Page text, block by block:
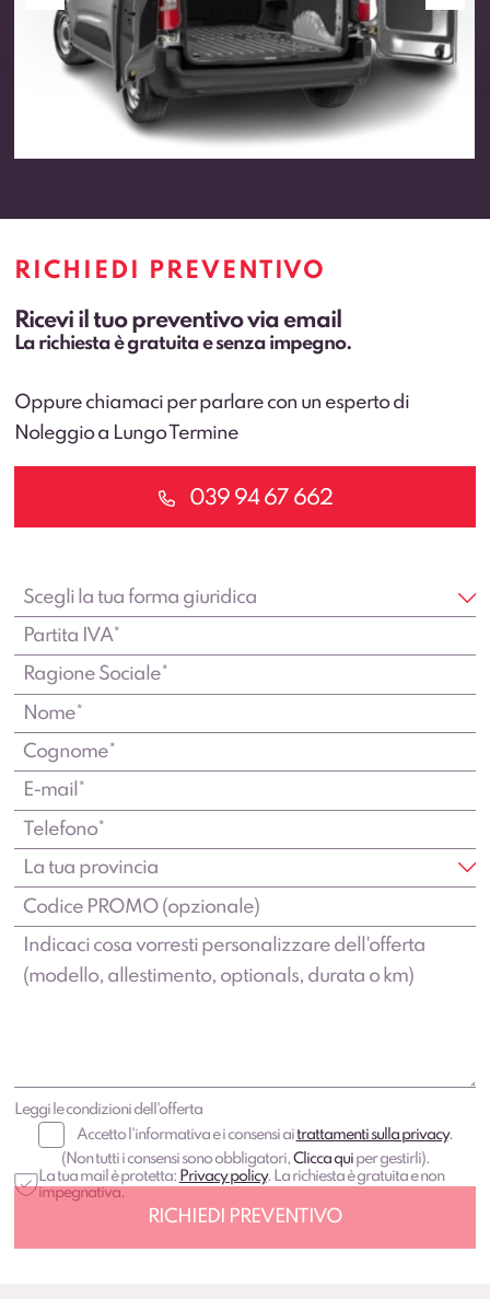
RICHIEDI PREVENTIVO
Ricevi il tuo preventivo via email
La richiesta è gratuita e senza impegno.
Oppure chiamaci per parlare con un esperto di
Noleggio a Lungo Termine
039 94 67 662
Leggi le condizioni dell'offerta
Accetto l'informativa e i consensi aitrattamenti sulla privacy.
(Non tutti i consensi sono obbligatori,Clicca quiper gestirli).
La tua mail è protetta: Privacy policy. La richiesta è gratuita e non
impegnativa.